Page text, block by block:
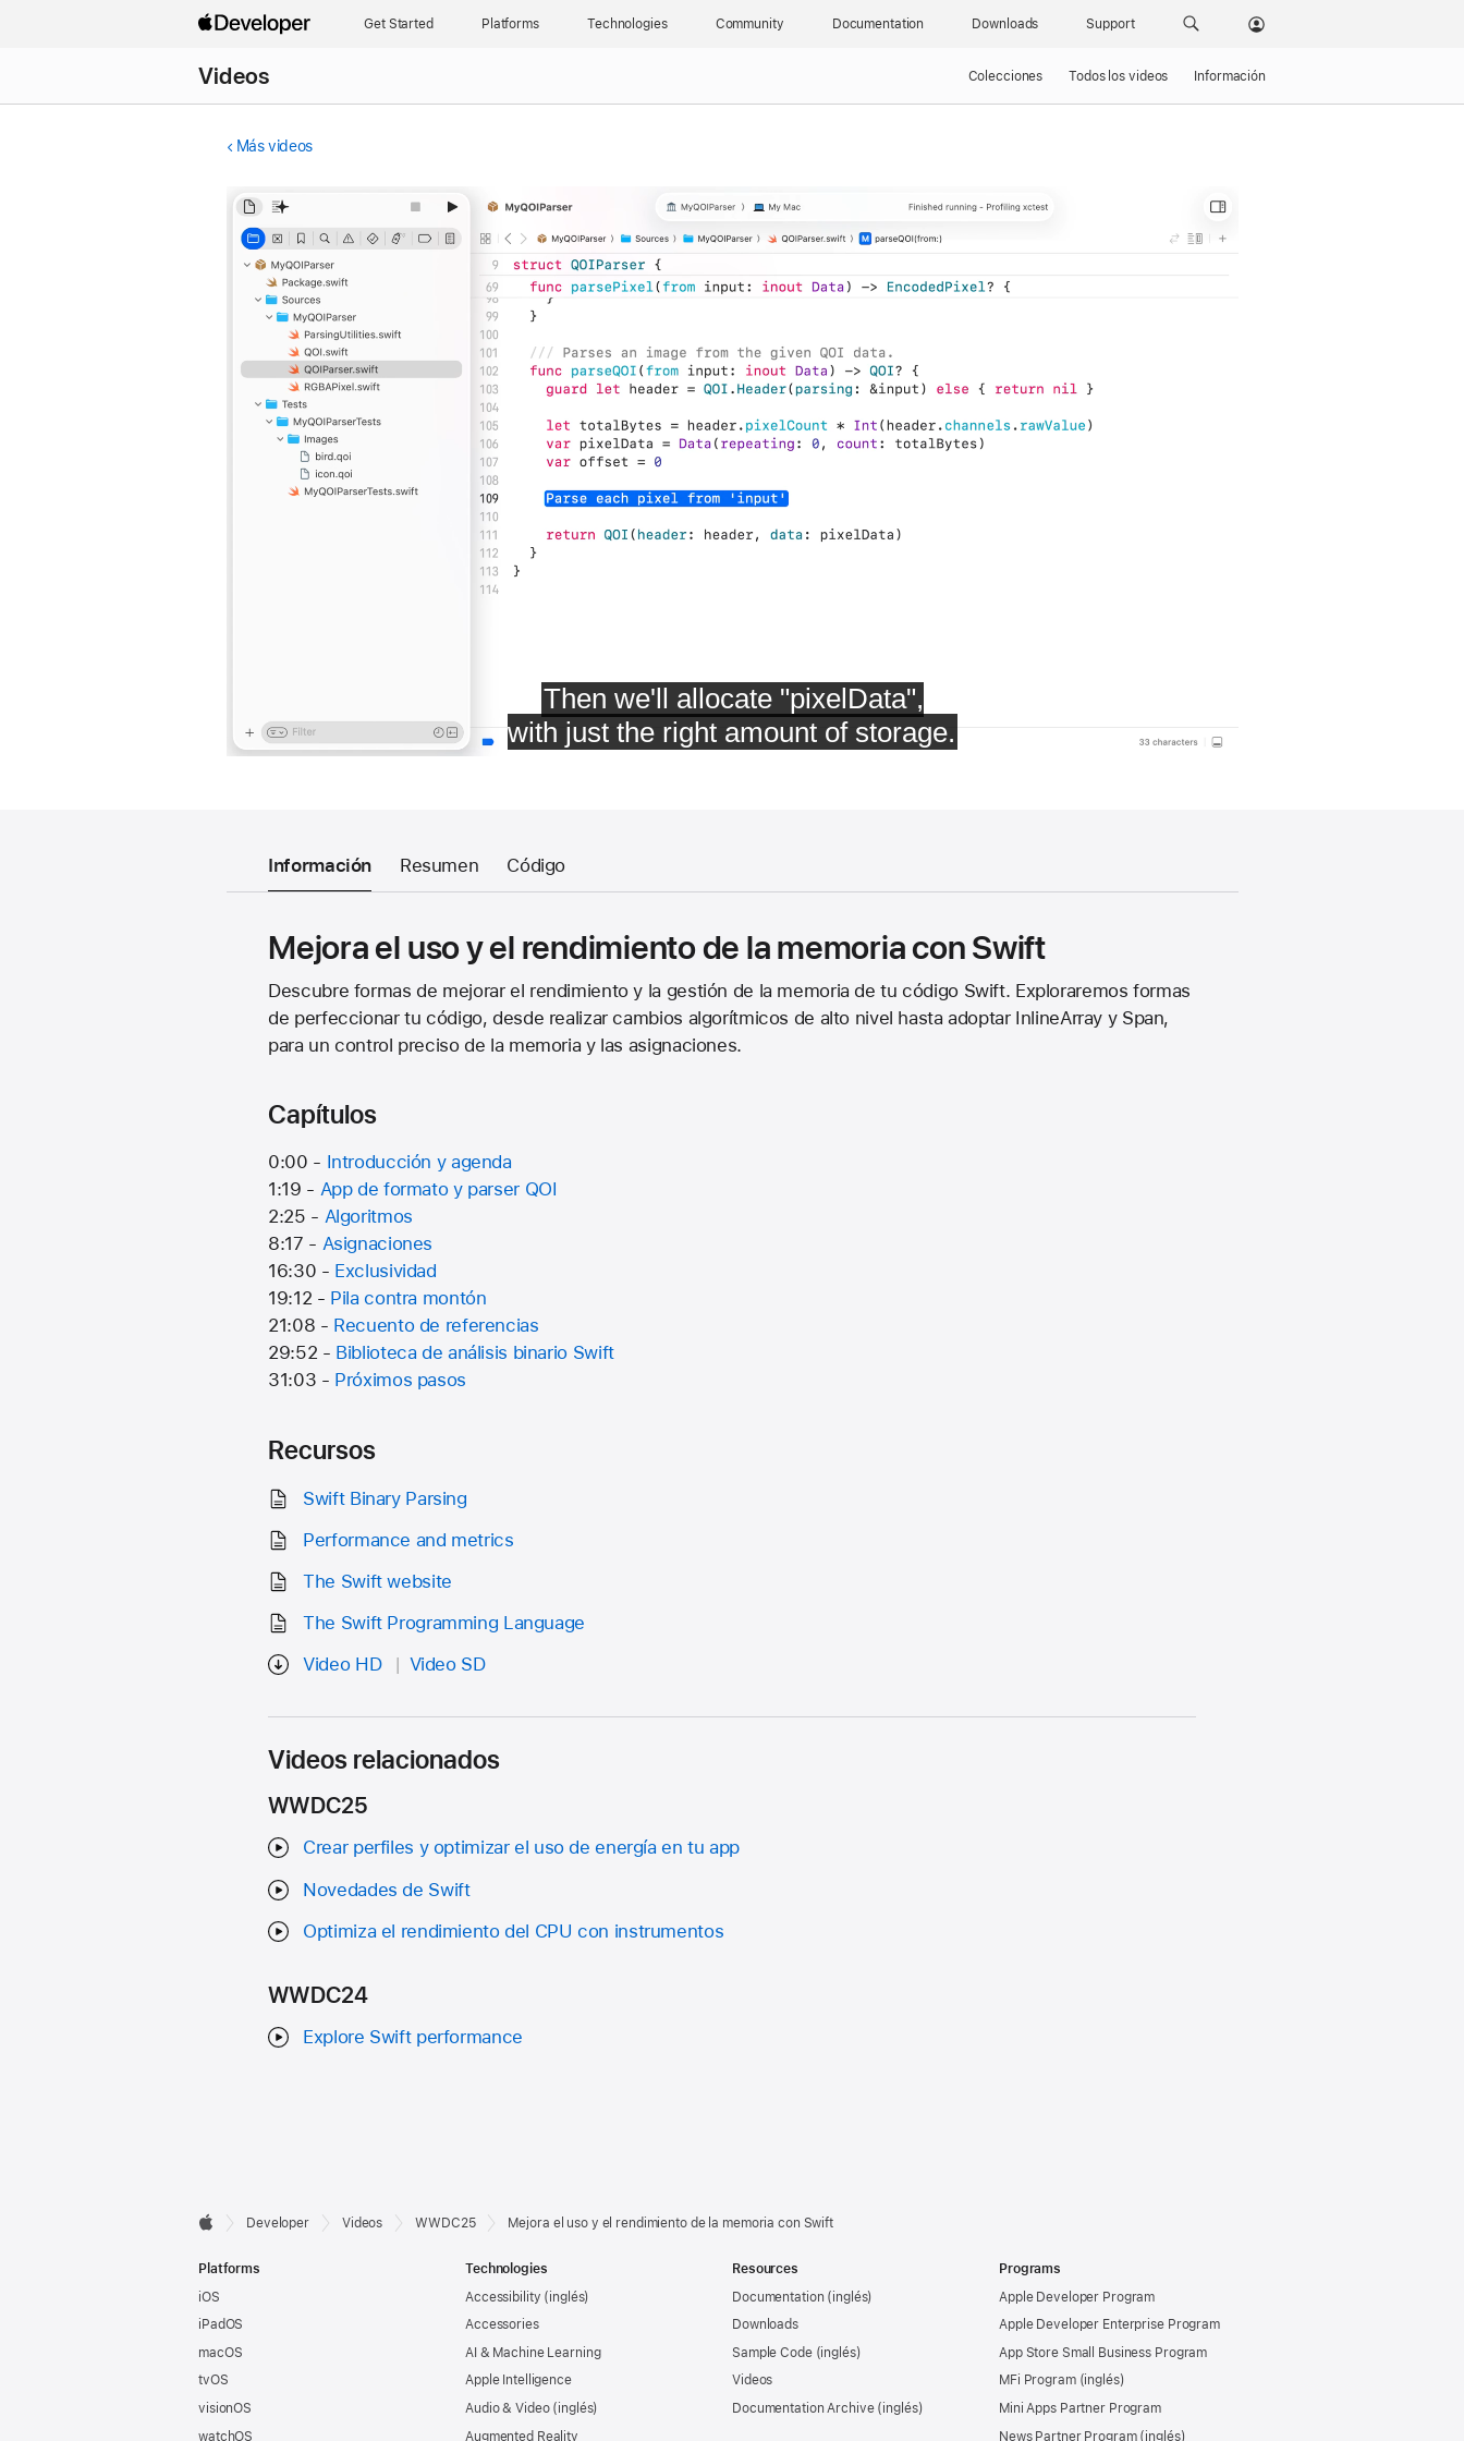
Get Started Platforms Technologies Community Documentation Downloads Support
Videos Colecciones Todos los videos Información
Más videos
Información Resumen Código
Mejora el uso y el rendimiento de la memoria con Swift
Descubre formas de mejorar el rendimiento y la gestión de la memoria de tu código Swift. Exploraremos formas
de perfeccionar tu código, desde realizar cambios algorítmicos de alto nivel hasta adoptar InlineArray y Span,
para un control preciso de la memoria y las asignaciones.
Capítulos
0:00 - Introducción y agenda
1:19 - App de formato y parser QOI
2:25 - Algoritmos
8:17 - Asignaciones
16:30 - Exclusividad
19:12 - Pila contra montón
21:08 - Recuento de referencias
29:52 - Biblioteca de análisis binario Swift
31:03 - Próximos pasos
Recursos
Swift Binary Parsing
Performance and metrics
The Swift website
The Swift Programming Language
Video HD
Video SD
Videos relacionados
WWDC25
Crear perfiles y optimizar el uso de energía en tu app
Novedades de Swift
Optimiza el rendimiento del CPU con instrumentos
WWDC24
Explore Swift performance
Developer
Footer

Developer Videos WWDC25 Mejora el uso y el rendimiento de la memoria con Swift
Platforms
iOS
iPadOS
macOS
tvOS
visionOS
watchOS
Technologies
Accessibility
Accessories
AI & Machine Learning
Apple Intelligence
Audio & Video
Augmented Reality
Resources
Documentation
Downloads
Sample Code
Videos
Documentation Archive
Programs
Apple Developer Program
Apple Developer Enterprise Program
App Store Small Business Program
MFi Program
Mini Apps Partner Program
News Partner Program